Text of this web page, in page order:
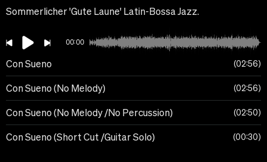
Sommerlicher 'Gute Laune' Latin-Bossa Jazz.
00:00
Con Sueno 02:56
Con Sueno (No Melody) 02:56
Con Sueno (No Melody /No Percussion) 02:50
Con Sueno (Short Cut /Guitar Solo) 00:30